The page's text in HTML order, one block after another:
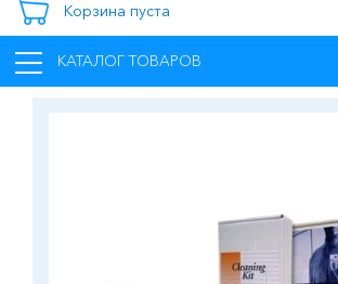
Корзина пуста
КАТАЛОГ ТОВАРОВ